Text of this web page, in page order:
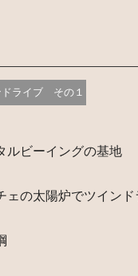
ライブ その１
ルビーイングの基地
ェの太陽炉でツイン